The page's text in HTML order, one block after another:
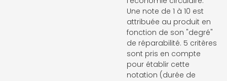
Une note de 1 à 10 est
attribuée au produit en
fonction de son "degré"
de réparabilité. 5 critères
sont pris en compte
pour établir cette
notation (durée de